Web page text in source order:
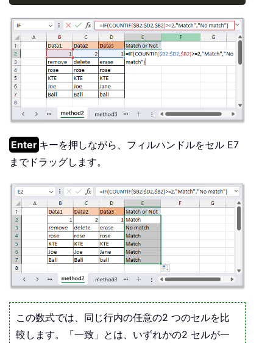
Enter キーを押しながら、フィルハンドルをセル E7
までドラッグします。
この数式では、同じ行内の任意の2 つのセルを比
較します。「一致」とは、いずれかの2 セルが一